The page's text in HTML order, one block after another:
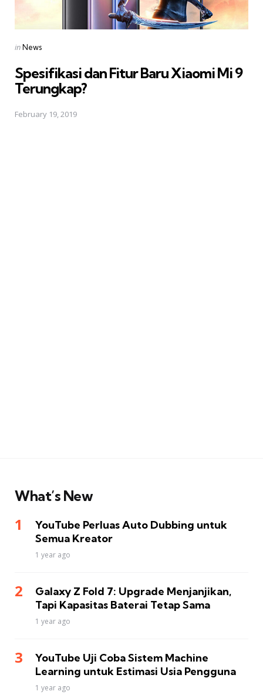
Posted
inNews
Spesifikasi dan Fitur Baru Xiaomi Mi 9
Terungkap?
February 19, 2019
What’s New
YouTube Perluas Auto Dubbing untuk
Semua Kreator
1 year ago
Galaxy Z Fold 7: Upgrade Menjanjikan,
Tapi Kapasitas Baterai Tetap Sama
1 year ago
YouTube Uji Coba Sistem Machine
Learning untuk Estimasi Usia Pengguna
1 year ago